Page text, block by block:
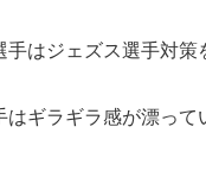
ズス選手対策を
はギラギラ感が漂って
して